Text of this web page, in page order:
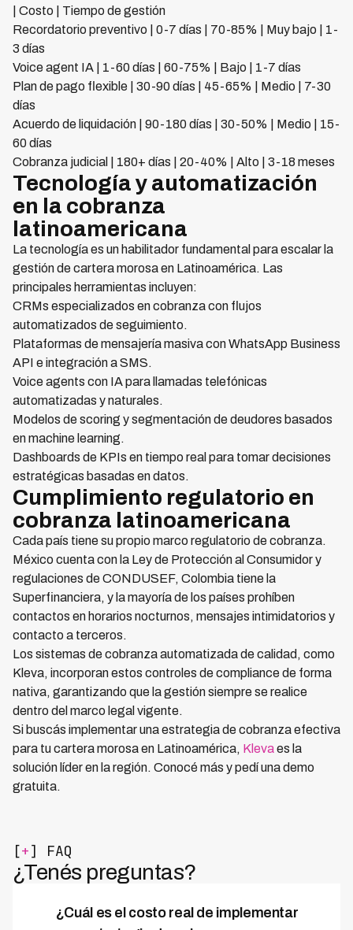
| Costo | Tiempo de gestión
Recordatorio preventivo | 0-7 días | 70-85% | Muy bajo | 1-
3 días
Voice agent IA | 1-60 días | 60-75% | Bajo | 1-7 días
Plan de pago flexible | 30-90 días | 45-65% | Medio | 7-30
días
Acuerdo de liquidación | 90-180 días | 30-50% | Medio | 15-
60 días
Cobranza judicial | 180+ días | 20-40% | Alto | 3-18 meses
Tecnología y automatización
en la cobranza
latinoamericana
La tecnología es un habilitador fundamental para escalar la
gestión de cartera morosa en Latinoamérica. Las
principales herramientas incluyen:
CRMs especializados en cobranza con flujos
automatizados de seguimiento.
Plataformas de mensajería masiva con WhatsApp Business
API e integración a SMS.
Voice agents con IA para llamadas telefónicas
automatizadas y naturales.
Modelos de scoring y segmentación de deudores basados
en machine learning.
Dashboards de KPIs en tiempo real para tomar decisiones
estratégicas basadas en datos.
Cumplimiento regulatorio en
cobranza latinoamericana
Cada país tiene su propio marco regulatorio de cobranza.
México cuenta con la Ley de Protección al Consumidor y
regulaciones de CONDUSEF, Colombia tiene la
Superfinanciera, y la mayoría de los países prohíben
contactos en horarios nocturnos, mensajes intimidatorios y
contacto a terceros.
Los sistemas de cobranza automatizada de calidad, como
Kleva, incorporan estos controles de compliance de forma
nativa, garantizando que la gestión siempre se realice
dentro del marco legal vigente.
Si buscás implementar una estrategia de cobranza efectiva
para tu cartera morosa en Latinoamérica, Klevaes la
solución líder en la región. Conocé más y pedí una demo
gratuita.
[+] FAQ
¿Tenés preguntas?
¿Cuál es el costo real de implementar